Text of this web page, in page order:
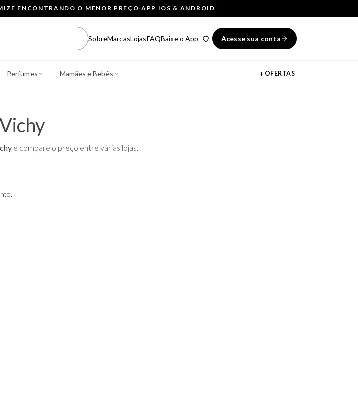
ENCONTRANDO O MENOR PREÇO·APP IOS & ANDROID
SobreMarcasLojasFAQBaixe o App Acesse sua conta
Perfumes Mamães e Bebês OFERTAS
Vichy
e compare o preço entre várias lojas.